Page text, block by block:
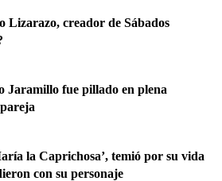
Lizarazo, creador de Sábados
Jaramillo fue pillado en plena
la Caprichosa’, temió por su vida
con su personaje